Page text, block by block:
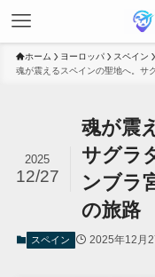
ホーム ヨーロッパ
スペイン
魂が震えるスペインの聖地へ。サ
魂が震
サグラ
ンブラ
の旅路
2025
12/27
スペイン 2025年12月